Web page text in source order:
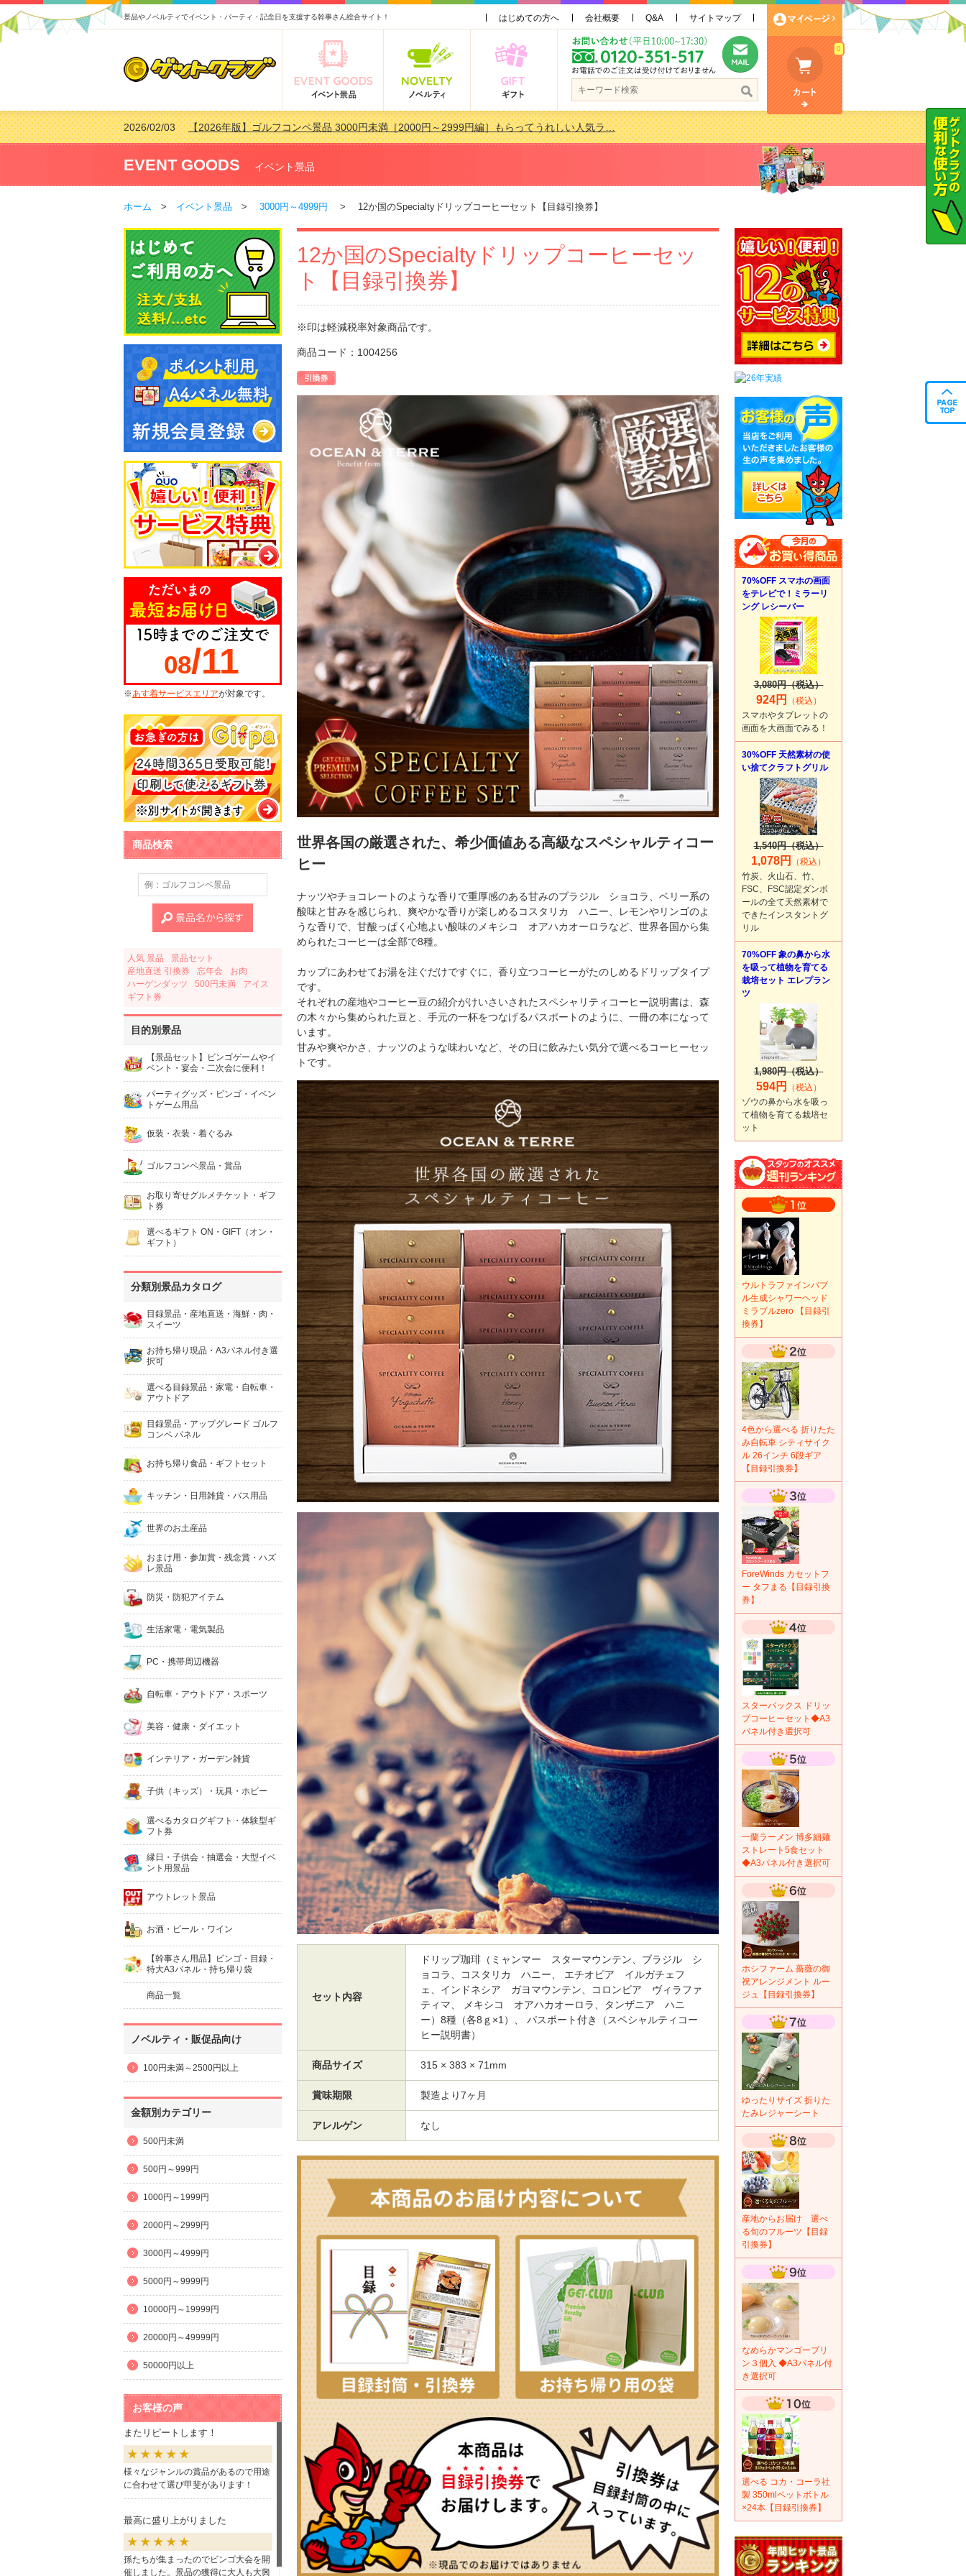
景品やノベルティでイベント・パーティ・記念日を支援する幹事さん総合サイト！ はじめての方へ 会社概要 Q&A サイトマップ
0
2026/02/03【2026年版】ゴルフコンペ景品 3000円未満［2000円～2999円編］もらってうれしい人気ラ…
2026/07/15【2026年版】ビンゴゲーム景品おすすめ金額別人気ランキング 更新しました！
2026/04/03【2026年版】ゴルフコンペ景品 3000円未満［2000円～2999円編］もらってうれしい人気ラ…
2026/02/16【2026年版】結婚式の二次会で貰って嬉しい景品とは？ 更新しました！
EVENT GOODS イベント景品
ホーム > イベント景品 > 3000円～4999円 > 12か国のSpecialtyドリップコーヒーセット【目録引換券】
08/11
※あす着サービスエリアが対象です。
商品検索
人気 景品
景品セット
産地直送 引換券
忘年会
お肉
ハーゲンダッツ
500円未満
アイス
ギフト券
目的別景品
【景品セット】ビンゴゲームやイ
ベント・宴会・二次会に便利！
パーティグッズ・ビンゴ・イベン
トゲーム用品
仮装・衣装・着ぐるみ
ゴルフコンペ景品・賞品
お取り寄せグルメチケット・ギフ
ト券
選べるギフト ON・GIFT（オン・
ギフト）
分類別景品カタログ
目録景品・産地直送・海鮮・肉・
スイーツ
お持ち帰り現品・A3パネル付き選
択可
選べる目録景品・家電・自転車・
アウトドア
目録景品・アップグレード ゴルフ
コンペ パネル
お持ち帰り食品・ギフトセット
キッチン・日用雑貨・バス用品
世界のお土産品
おまけ用・参加賞・残念賞・ハズ
レ景品
防災・防犯アイテム
生活家電・電気製品
PC・携帯周辺機器
自転車・アウトドア・スポーツ
美容・健康・ダイエット
インテリア・ガーデン雑貨
子供（キッズ）・玩具・ホビー
選べるカタログギフト・体験型ギ
フト券
縁日・子供会・抽選会・大型イベ
ント用景品
アウトレット景品
お酒・ビール・ワイン
【幹事さん用品】ビンゴ・目録・
特大A3パネル・持ち帰り袋
商品一覧
ノベルティ・販促品向け
100円未満～2500円以上
金額別カテゴリー
500円未満
500円～999円
1000円～1999円
2000円～2999円
3000円～4999円
5000円～9999円
10000円～19999円
20000円～49999円
50000円以上
お客様の声
またリピートします！
様々なジャンルの賞品があるので用途
に合わせて選び甲斐があります！
最高に盛り上がりました
孫たちが集まったのでビンゴ大会を開
催しました。景品の獲得に大人も大興
12か国のSpecialtyドリップコーヒーセッ
ト【目録引換券】
※印は軽減税率対象商品です。
商品コード：1004256
世界各国の厳選された、希少価値ある高級なスペシャルティコー
ヒー
ナッツやチョコレートのような香りで重厚感のある甘みのブラジル ショコラ、ベリー系の
酸味と甘みを感じられ、爽やかな香りが楽しめるコスタリカ ハニー、レモンやリンゴのよ
うな香りで、甘酸っぱく心地よい酸味のメキシコ オアハカオーロラなど、世界各国から集
められたコーヒーは全部で8種。
カップにあわせてお湯を注ぐだけですぐに、香り立つコーヒーがたのしめるドリップタイプ
です。
それぞれの産地やコーヒー豆の紹介がけいさいされたスペシャリティコーヒー説明書は、森
の木々から集められた豆と、手元の一杯をつなげるパスポートのように、一冊の本になって
います。
甘みや爽やかさ、ナッツのような味わいなど、その日に飲みたい気分で選べるコーヒーセッ
トです。
セット内容
ドリップ珈琲（ミャンマー スターマウンテン、ブラジル シ
ョコラ、コスタリカ ハニー、 エチオピア イルガチェフ
ェ、インドネシア ガヨマウンテン、コロンビア ヴィラファ
ティマ、 メキシコ オアハカオーロラ、タンザニア ハニ
ー）8種（各8ｇ×1）、 パスポート付き（スペシャルティコー
ヒー説明書）
商品サイズ 315 × 383 × 71mm
賞味期限 製造より7ヶ月
アレルゲン なし
70%OFF スマホの画面
をテレビで！ミラーリ
ング レシーバー
3,080円（税込）
924円
（税込）
スマホやタブレットの
画面を大画面でみる！
30%OFF 天然素材の使
い捨てクラフトグリル
1,540円（税込）
1,078円
（税込）
竹炭、火山石、竹、
FSC、FSC認定ダンボ
ールの全て天然素材で
できたインスタントグ
リル
70%OFF 象の鼻から水
を吸って植物を育てる
栽培セット エレプラン
ツ
1,980円（税込）
594円
（税込）
ゾウの鼻から水を吸っ
て植物を育てる栽培セ
ット
ウルトラファインバブ
ル生成シャワーヘッド
ミラブルzero 【目録引
換券】
4色から選べる 折りたた
み自転車 シティサイク
ル 26インチ 6段ギア
【目録引換券】
ForeWinds カセットフ
ー タフまる【目録引換
券】
スターバックス ドリッ
プコーヒーセット◆A3
パネル付き選択可
一蘭ラーメン 博多細麺
ストレート5食セット
◆A3パネル付き選択可
ホシファーム 薔薇の御
祝アレンジメント ルー
ジュ【目録引換券】
ゆったりサイズ 折りた
たみレジャーシート
産地からお届け 選べ
る旬のフルーツ【目録
引換券】
なめらかマンゴープリ
ン３個入 ◆A3パネル付
き選択可
選べる コカ・コーラ社
製 350mlペットボトル
×24本【目録引換券】